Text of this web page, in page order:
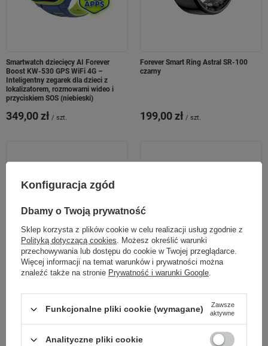
Smartwatch dziecięcy AI Forever
Boost KW-530 GPS WiFi 4G –
Inteligentny zegarek dla dzieci z
lokalizatorem, rozmowami wideo i
przyciskiem SOS (niebieski)
349,00 zł / szt.
Forever Smart Ring Astral SR-100
czarny
199,00 zł / szt.
Lampka nocna LED GŁODNY
69,00 zł / szt.
Forever Smartwatch GPS WiFi Kids
249,00 zł
Konfiguracja zgód
Dbamy o Twoją prywatność
Sklep korzysta z plików cookie w celu realizacji usług zgodnie z
Polityką dotyczącą cookies. Możesz określić warunki
przechowywania lub dostępu do cookie w Twojej przeglądarce.
Więcej informacji na temat warunków i prywatności można
znaleźć także na stronie Prywatność i warunki Google.
Funkcjonalne pliki cookie (wymagane)
Zawsze
aktywne
Analityczne pliki cookie